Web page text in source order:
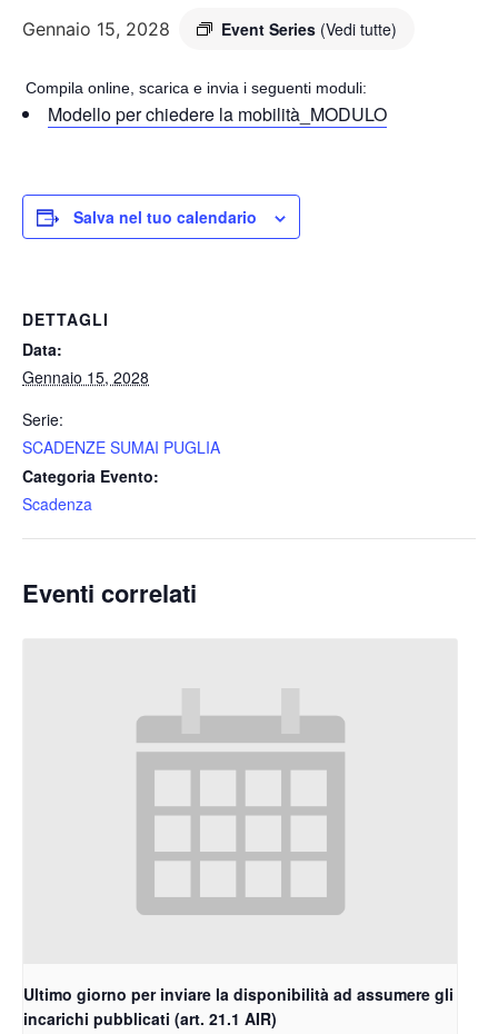
Gennaio 15, 2028 Event Series (Vedi tutte)
Compila online, scarica e invia i seguenti moduli:
Modello per chiedere la mobilità_MODULO
Salva nel tuo calendario
DETTAGLI
Data:
Gennaio 15, 2028
Serie:
SCADENZE SUMAI PUGLIA
Categoria Evento:
Scadenza
Eventi correlati
Ultimo giorno per inviare la disponibilità ad assumere gli
incarichi pubblicati (art. 21.1 AIR)